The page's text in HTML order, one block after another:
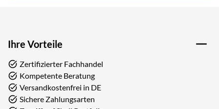
Ihre Vorteile
Zertifizierter Fachhandel
Kompetente Beratung
Versandkostenfrei in DE
Sichere Zahlungsarten